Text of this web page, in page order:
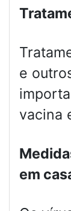
e
vacina
em